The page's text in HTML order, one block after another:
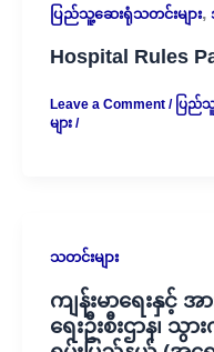
ပြည်သူ့ဆေးရုံသတင်းများ,
Hospital Rules
Leave a Comment / ပြည်
များ/
သတင်းများ
ကျန်းမာရေးနှင့် အ
ရေးဦးစီးဌာန၊ သွာ